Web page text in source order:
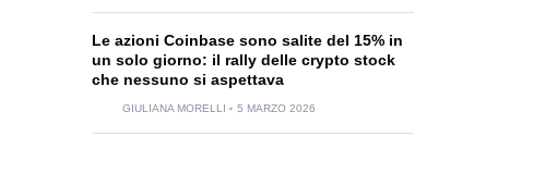
Le azioni Coinbase sono salite del 15% in
un solo giorno: il rally delle crypto stock
che nessuno si aspettava
GIULIANA MORELLI 5 MARZO 2026